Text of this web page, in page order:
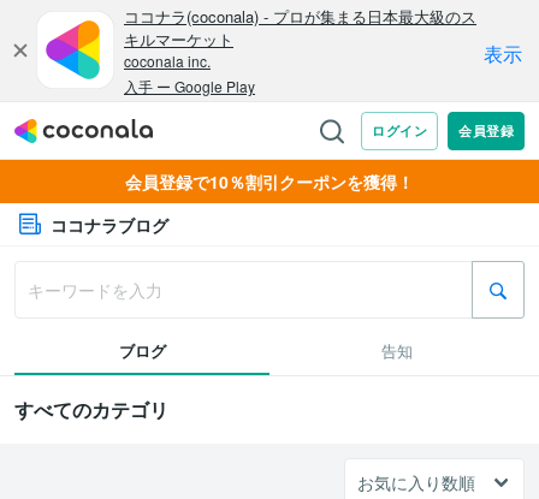
会員登録で10％割引クーポンを獲得！
ココナラブログ
ブログ 告知
すべてのカテゴリ